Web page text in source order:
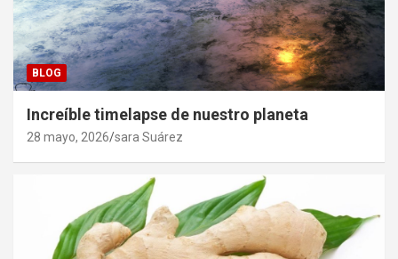
BLOG
Increíble timelapse de nuestro planeta
28 mayo, 2026 sara Suárez